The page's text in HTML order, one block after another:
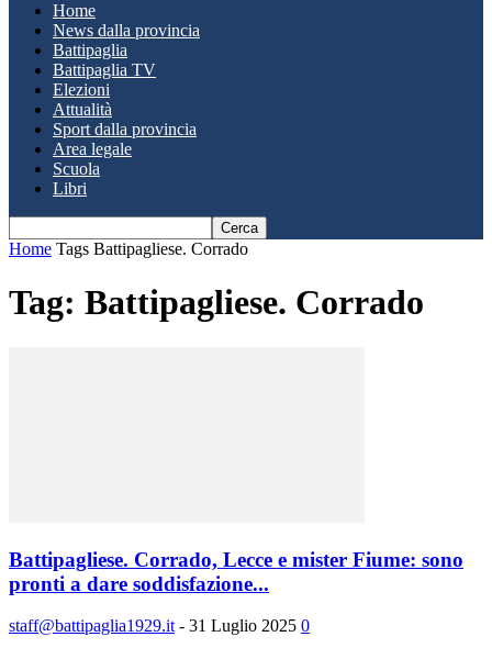
Home
News dalla provincia
Battipaglia
Battipaglia TV
Elezioni
Attualità
Sport dalla provincia
Area legale
Scuola
Libri
Home Tags Battipagliese. Corrado
Tag: Battipagliese. Corrado
Battipagliese. Corrado, Lecce e mister Fiume: sono
pronti a dare soddisfazione...
staff@battipaglia1929.it - 31 Luglio 2025 0